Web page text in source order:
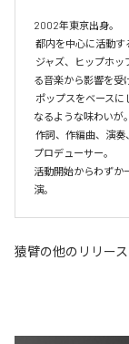
2002年東京出身。
る音楽から影響を受
なるような味わいが。
プロデューサー。
活動開始からわずか
演。
猿臂の他のリリース